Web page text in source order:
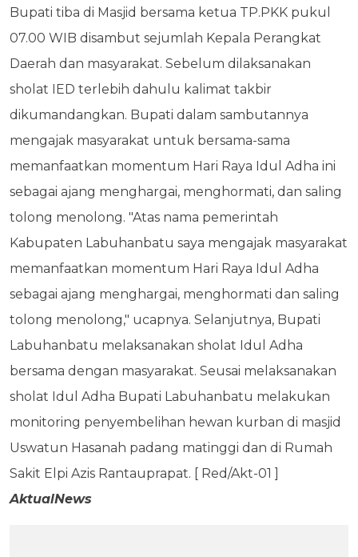
Bupati tiba di Masjid bersama ketua TP.PKK pukul
07.00 WIB disambut sejumlah Kepala Perangkat
Daerah dan masyarakat. Sebelum dilaksanakan
sholat IED terlebih dahulu kalimat takbir
dikumandangkan. Bupati dalam sambutannya
mengajak masyarakat untuk bersama-sama
memanfaatkan momentum Hari Raya Idul Adha ini
sebagai ajang menghargai, menghormati, dan saling
tolong menolong. "Atas nama pemerintah
Kabupaten Labuhanbatu saya mengajak masyarakat
memanfaatkan momentum Hari Raya Idul Adha
sebagai ajang menghargai, menghormati dan saling
tolong menolong," ucapnya. Selanjutnya, Bupati
Labuhanbatu melaksanakan sholat Idul Adha
bersama dengan masyarakat. Seusai melaksanakan
sholat Idul Adha Bupati Labuhanbatu melakukan
monitoring penyembelihan hewan kurban di masjid
Uswatun Hasanah padang matinggi dan di Rumah
Sakit Elpi Azis Rantauprapat. [ Red/Akt-01 ]
AktualNews